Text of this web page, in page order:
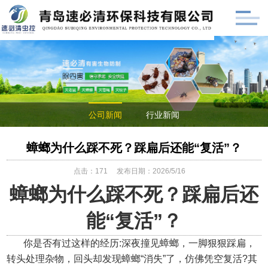
公司新闻 行业新闻
蟑螂为什么踩不死？踩扁后还能“复活”？
点击： 171 发布日期：2026/5/16
蟑螂为什么踩不死？踩扁后还
能“复活”？
你是否有过这样的经历:深夜撞见蟑螂，一脚狠狠踩扁，
转头处理杂物，回头却发现蟑螂“消失”了，仿佛凭空复活?其